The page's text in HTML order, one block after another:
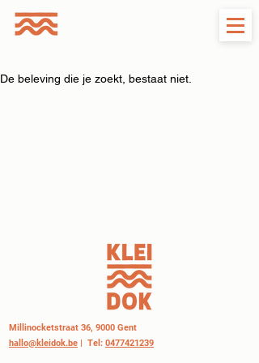
De beleving die je zoekt, bestaat niet.
Millinocketstraat 36, 9000 Gent
hallo@kleidok.be | Tel: 0477421239